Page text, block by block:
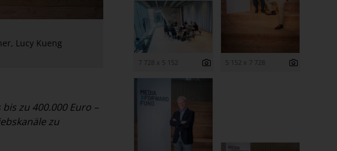
Lucy Kueng
zu 400.000 Euro –
zu
7 728 x 5 152 5 152 x 7 728